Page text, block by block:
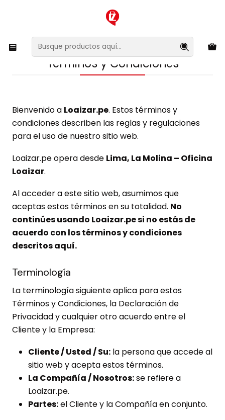
XMAS SALE ¡Compra antes de que la oferta termine!
Términos y Condiciones
Bienvenido a Loaizar.pe. Estos términos y
condiciones describen las reglas y regulaciones
para el uso de nuestro sitio web.
Loaizar.pe opera desde Lima, La Molina – Oficina
Loaizar.
Al acceder a este sitio web, asumimos que
aceptas estos términos en su totalidad. No
continúes usando Loaizar.pe si no estás de
acuerdo con los términos y condiciones
descritos aquí.
Terminología
La terminología siguiente aplica para estos
Términos y Condiciones, la Declaración de
Privacidad y cualquier otro acuerdo entre el
Cliente y la Empresa:
Cliente / Usted / Su: la persona que accede al
sitio web y acepta estos términos.
La Compañía / Nosotros:se refiere a
Loaizar.pe.
Partes:el Cliente y la Compañía en conjunto.